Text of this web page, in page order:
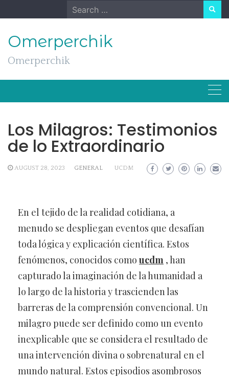
to
Search
for:
Omerperchik
Omerperchik
Los Milagros: Testimonios
de lo Extraordinario
AUGUST 28, 2023 GENERAL UCDM
En el tejido de la realidad cotidiana, a
menudo se despliegan eventos que desafían
toda lógica y explicación científica. Estos
fenómenos, conocidos como ucdm , han
capturado la imaginación de la humanidad a
lo largo de la historia y trascienden las
barreras de la comprensión convencional. Un
milagro puede ser definido como un evento
inexplicable que se considera el resultado de
una intervención divina o sobrenatural en el
mundo natural. Estos episodios asombrosos